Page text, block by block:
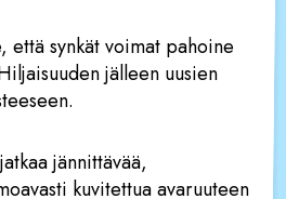
että synkät voimat pahoine
jälleen uusien
jännittävää,
kuvitettua avaruuteen